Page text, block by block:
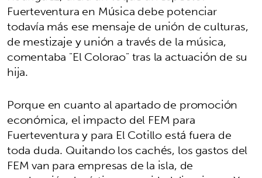
Fuerteventura en Música debe potenciar
todavía más ese mensaje de unión de culturas,
de mestizaje y unión a través de la música,
comentaba "El Colorao" tras la actuación de su
hija.
Porque en cuanto al apartado de promoción
económica, el impacto del FEM para
Fuerteventura y para El Cotillo está fuera de
toda duda. Quitando los cachés, los gastos del
FEM van para empresas de la isla, de